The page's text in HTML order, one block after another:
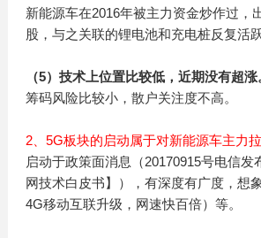
新能源车在2016年被主力资金炒作过，
股，与之关联的锂电池和充电桩反复活跃
（5）技术上位置比较低，近期没有超涨
筹码风险比较小，散户关注度不高。
2、5G板块的启动属于对新能源车主力
启动于政策面消息（20170915号电信发
网技术白皮书】），有深度有广度，想
4G移动互联升级，网速快百倍）等。